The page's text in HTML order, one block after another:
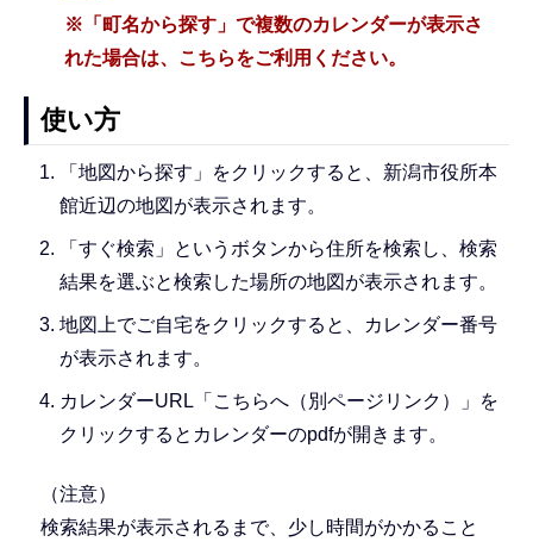
※「町名から探す」で複数のカレンダーが表示さ
れた場合は、こちらをご利用ください。
使い方
「地図から探す」をクリックすると、新潟市役所本
館近辺の地図が表示されます。
「すぐ検索」というボタンから住所を検索し、検索
結果を選ぶと検索した場所の地図が表示されます。
地図上でご自宅をクリックすると、カレンダー番号
が表示されます。
カレンダーURL「こちらへ（別ページリンク）」を
クリックするとカレンダーのpdfが開きます。
（注意）
検索結果が表示されるまで、少し時間がかかること